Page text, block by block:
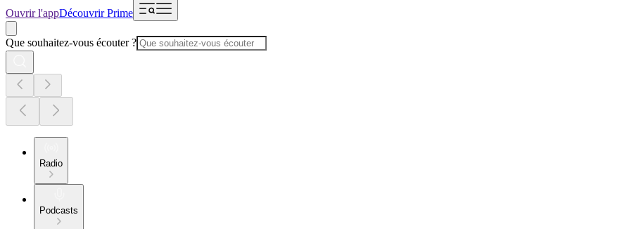
Ouvrir l'appDécouvrir Prime
Que souhaitez-vous écouter ?
Radio
Podcasts